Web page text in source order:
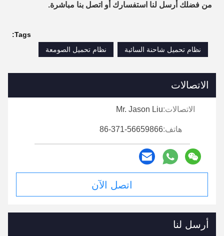
من فضلك أرسل لنا استفسارك أو اتصل بنا مباشرة.
Tags:
نظام تحميل شاحنة السائبة
نظام تحميل الصومعة
الاتصالات
الاتصالات:Mr. Jason Liu
هاتف:86-371-56659866
اتصل الآن
أرسل لنا